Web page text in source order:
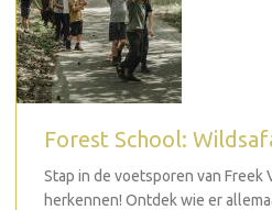
Forest School:
Stap in de voetsporen van Freek
herkennen! Ontdek wie er